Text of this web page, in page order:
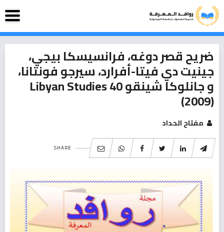
ضريح قصر دوغه، فرانسيسكا بيجي،
جينيت دي فيتا-أفرارد، سيرجو فونتانا،
و جانلوكا شينقو Libyan Studies 40
(2009)
مفتاح الحداد
SHARE